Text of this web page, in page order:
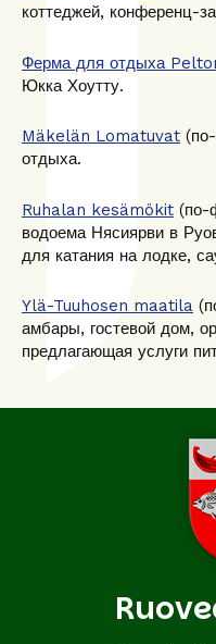
коттеджей, конференц-
Ферма для отдыха
Юкка Хоутту.
Mäkelän Lomatuvat
отдыха.
Ruhalan kesämökit (по-
водоема Нясиярви в
для катания на лодке,
Ylä-Tuuhosen maatila
амбары, гостевой дом,
предлагающая услуги